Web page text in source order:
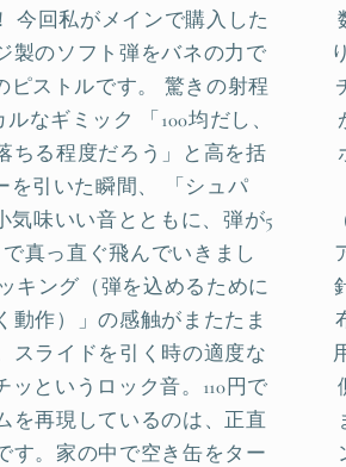
今回私がメインで購入した
製のソフト弾をバネの力で
ピストルです。 驚きの射程
なギミック 「100均だし、
ちる程度だろう」と高を括
を引いた瞬間、 「シュパ
気味いい音とともに、弾が5
真っ直ぐ飛んでいきまし
キング（弾を込めるために
動作）」の感触がまたたま
スライドを引く時の適度な
ッというロック音。110円で
を再現しているのは、正直
す。家の中で空き缶をター